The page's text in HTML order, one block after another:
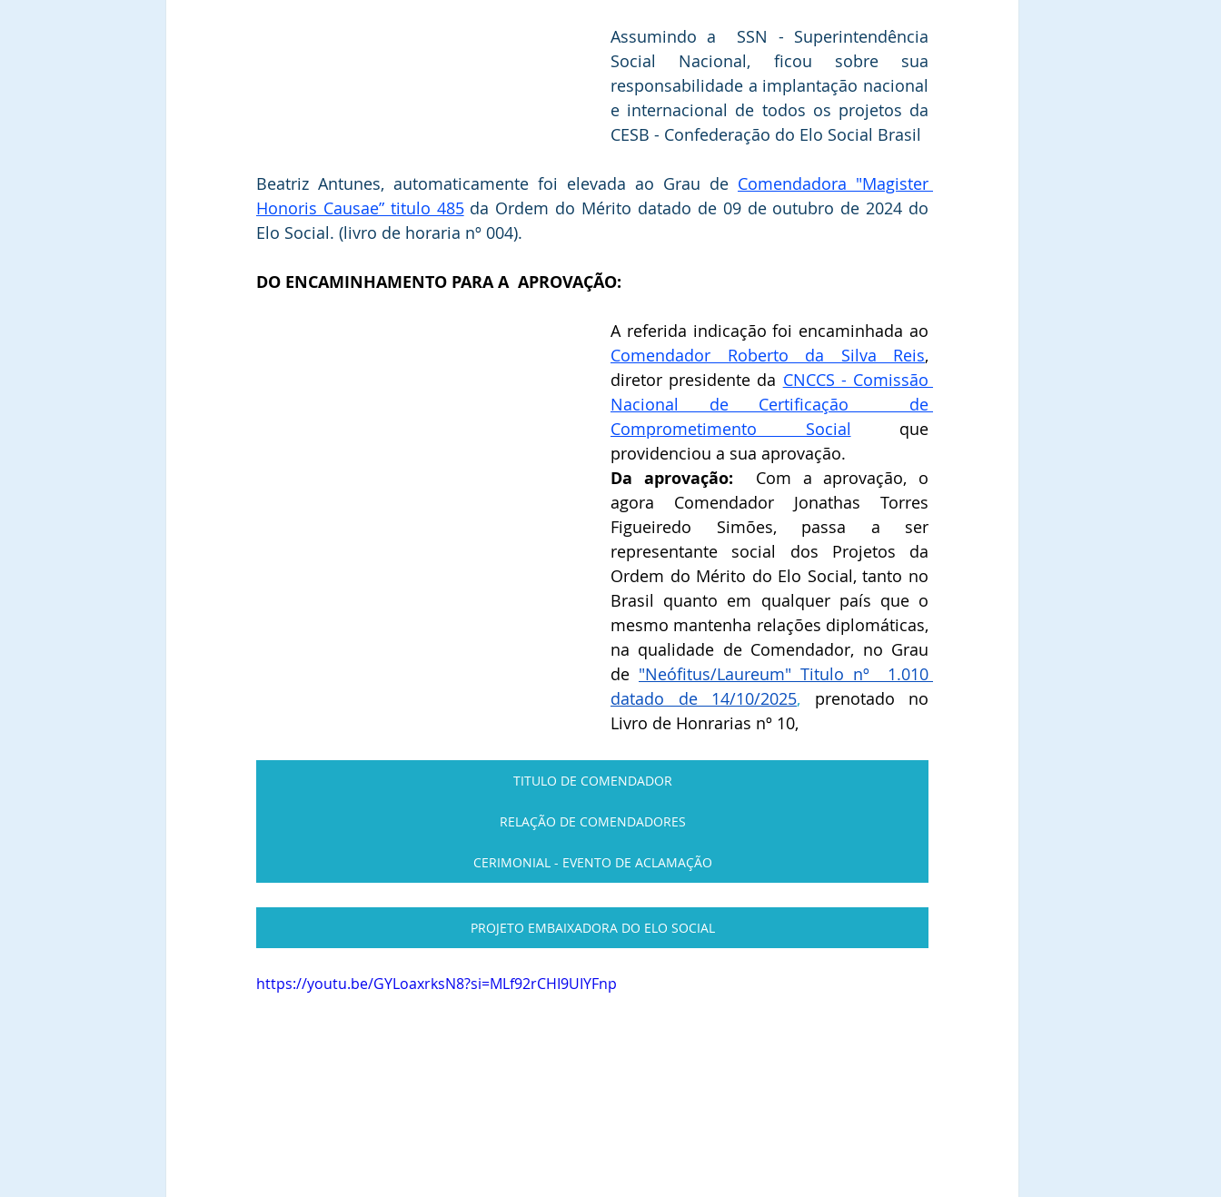
Assumindo a  SSN - Superintendência
Social Nacional, ficou sobre sua
responsabilidade a implantação nacional
e internacional de todos os projetos da
CESB - Confederação do Elo Social Brasil
Beatriz Antunes, automaticamente foi elevada ao Grau de Comendadora "Magister
Honoris Causae” titulo 485 da Ordem do Mérito datado de 09 de outubro de 2024 do
Elo Social. (livro de horaria nº 004).
DO ENCAMINHAMENTO PARA A  APROVAÇÃO:
Comendador Roberto da Silva Reis,
diretor presidente da CNCCS - Comissão
Nacional de Certificação  de
Comprometimento Social
que
providenciou a sua aprovação.
Da aprovação: Com a aprovação, o
agora Comendador Jonathas Torres
Figueiredo Simões, passa a ser
representante social dos Projetos da
Ordem do Mérito do Elo Social, tanto no
Brasil quanto em qualquer país que o
mesmo mantenha relações diplomáticas,
na qualidade de Comendador, no Grau
de "Neófitus/Laureum" Titulo nº  1.010
datado de 14/10/2025, prenotado no
Livro de Honrarias nº 10,
TITULO DE COMENDADOR
RELAÇÃO DE COMENDADORES
CERIMONIAL - EVENTO DE ACLAMAÇÃO
PROJETO EMBAIXADORA DO ELO SOCIAL
https://youtu.be/GYLoaxrksN8?si=MLf92rCHI9UIYFnp